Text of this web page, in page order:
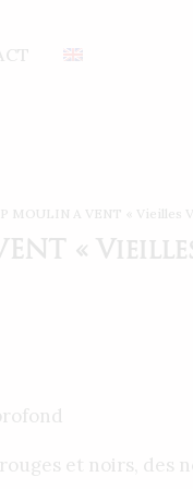
MOULIN A VENT « Vieilles
«
et noirs, des